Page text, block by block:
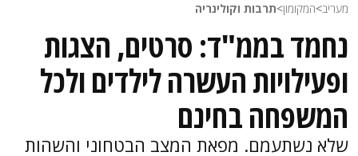
מעריב>המקומון>תרבות וקולינריה
נחמד בממ"ד: סרטים, הצגות
ופעילויות העשרה לילדים ולכל
המשפחה בחינם
שלא נשתעמם. מפאת המצב הבטחוני והשהות